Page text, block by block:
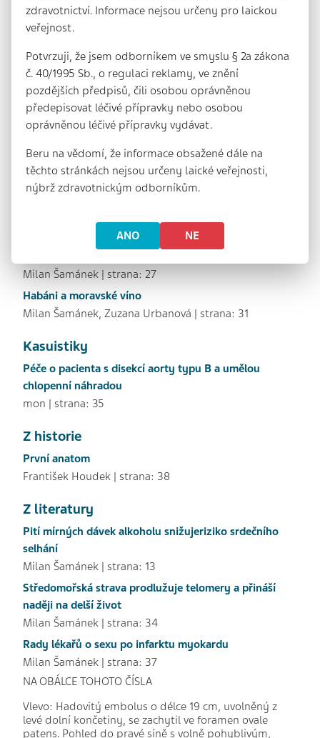
choroby dolních končetin v ordinacích praktických
lékařů
Fixní kombinace amlodipinu a atorvastatinu
Jaromír Hradec | strana: 8
Kardiovaskulární riziko u žen
Renata Cífková | strana: 14
tisková zpráva MT | strana: 18
Kardiovaskulární riziko obezity a metabolického
Štěpán Svačina | strana: 23
Milan Šamánek | strana: 27
Habáni a moravské víno
Milan Šamánek, Zuzana Urbanová | strana: 31
Kasuistiky
Péče o pacienta s disekcí aorty typu B a umělou
chlopenní náhradou
mon | strana: 35
Z historie
První anatom
František Houdek | strana: 38
Z literatury
Pití mírných dávek alkoholu snižujeriziko srdečního
selhání
Milan Šamánek | strana: 13
Středomořská strava prodlužuje telomery a přináší
naději na delší život
Milan Šamánek | strana: 34
Rady lékařů o sexu po infarktu myokardu
Milan Šamánek | strana: 37
NA OBÁLCE TOHOTO ČÍSLA
Vlevo: Hadovitý embolus o délce 19 cm, uvolněný z
levé dolní končetiny, se zachytil ve foramen ovale
patens. Pohled do pravé síně s volně pohyblivým,
zdravotnictví. Informace nejsou určeny pro laickou
veřejnost.
Potvrzuji, že jsem odborníkem ve smyslu § 2a zákona
č. 40/1995 Sb., o regulaci reklamy, ve znění
pozdějších předpisů, čili osobou oprávněnou
předepisovat léčivé přípravky nebo osobou
oprávněnou léčivé přípravky vydávat.
Beru na vědomí, že informace obsažené dále na
těchto stránkách nejsou určeny laické veřejnosti,
nýbrž zdravotnickým odborníkům.
ANO NE